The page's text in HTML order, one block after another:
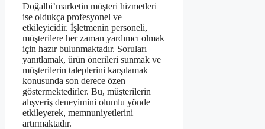
Doğalbi’marketin müşteri hizmetleri
ise oldukça profesyonel ve
etkileyicidir. İşletmenin personeli,
müşterilere her zaman yardımcı olmak
için hazır bulunmaktadır. Soruları
yanıtlamak, ürün önerileri sunmak ve
müşterilerin taleplerini karşılamak
konusunda son derece özen
göstermektedirler. Bu, müşterilerin
alışveriş deneyimini olumlu yönde
etkileyerek, memnuniyetlerini
artırmaktadır.